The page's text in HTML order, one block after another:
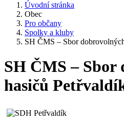
Úvodní stránka
Obec
Pro občany
Spolky a kluby
SH ČMS – Sbor
SH ČMS – Sbor
hasičů